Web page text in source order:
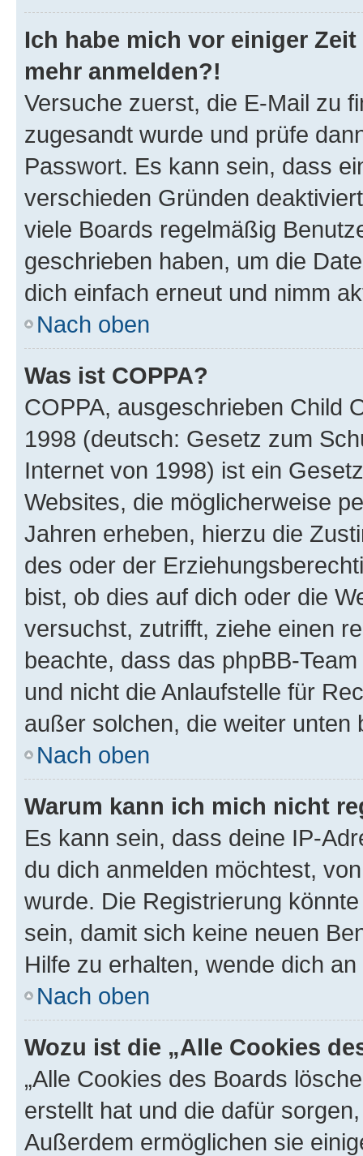
Ich habe mich vor einiger
mehr anmelden?!
Versuche zuerst, die E-Mail zu
zugesandt wurde und prüfe
Passwort. Es kann sein, dass
verschieden Gründen
viele Boards regelmäßig
geschrieben haben, um die
dich einfach erneut und nimm
Nach oben
Was ist COPPA?
COPPA, ausgeschrieben Child
1998 (deutsch: Gesetz zum
Internet von 1998) ist ein
Websites, die möglicherweise
Jahren erheben, hierzu die
des oder der
bist, ob dies auf dich oder die
versuchst, zutrifft, ziehe einen
beachte, dass das phpBB-
und nicht die Anlaufstelle für
außer solchen, die weiter unten
Nach oben
Warum kann ich mich nicht
Es kann sein, dass deine IP-
du dich anmelden möchtest,
wurde. Die Registrierung
sein, damit sich keine neuen
Hilfe zu erhalten, wende dich
Nach oben
Wozu ist die „Alle Cookies
„Alle Cookies des Boards
erstellt hat und die dafür
Außerdem ermöglichen sie